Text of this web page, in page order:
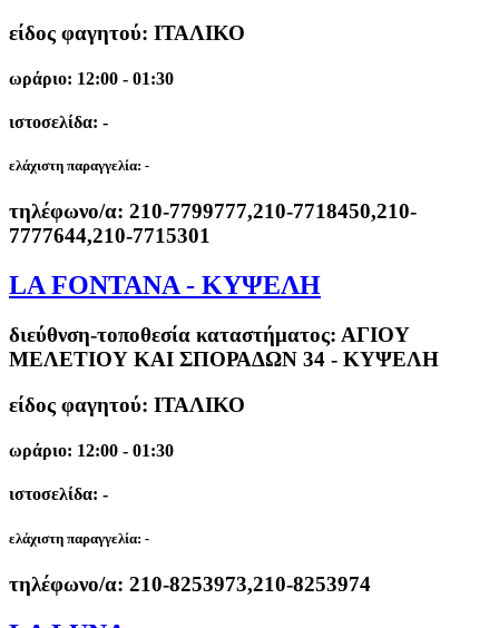
είδος φαγητού: ΙΤΑΛΙΚΟ
ωράριο: 12:00 - 01:30
ιστοσελίδα: -
ελάχιστη παραγγελία: -
τηλέφωνο/α: 210-7799777,210-7718450,210-
7777644,210-7715301
LA FONTANA - ΚΥΨΕΛΗ
διεύθνση-τοποθεσία καταστήματος: ΑΓΙΟΥ
ΜΕΛΕΤΙΟΥ ΚΑΙ ΣΠΟΡΑΔΩΝ 34 - ΚΥΨΕΛΗ
είδος φαγητού: ΙΤΑΛΙΚΟ
ωράριο: 12:00 - 01:30
ιστοσελίδα: -
ελάχιστη παραγγελία: -
τηλέφωνο/α: 210-8253973,210-8253974